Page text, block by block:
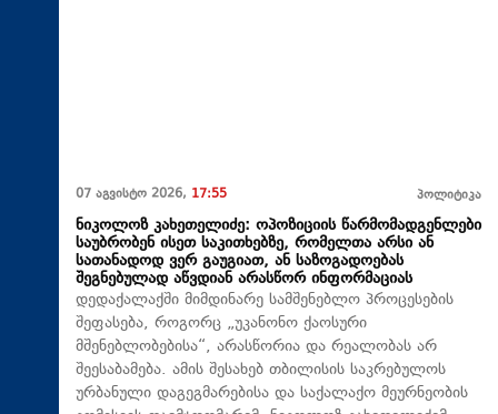
07 აგვისტო 2026, 17:55 პოლიტიკა
ნიკოლოზ კახეთელიძე: ოპოზიციის წარმომადგენლები
საუბრობენ ისეთ საკითხებზე, რომელთა არსი ან
სათანადოდ ვერ გაუგიათ, ან საზოგადოებას
შეგნებულად აწვდიან არასწორ ინფორმაციას
დედაქალაქში მიმდინარე სამშენებლო პროცესების
შეფასება, როგორც „უკანონო ქაოსური
მშენებლობებისა“, არასწორია და რეალობას არ
შეესაბამება. ამის შესახებ თბილისის საკრებულოს
ურბანული დაგეგმარებისა და საქალაქო მეურნეობის